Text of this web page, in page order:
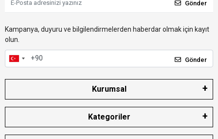
Gönder
Kampanya, duyuru ve bilgilendirmelerden haberdar olmak için kayıt
olun.
Gönder
Kurumsal
Kategoriler